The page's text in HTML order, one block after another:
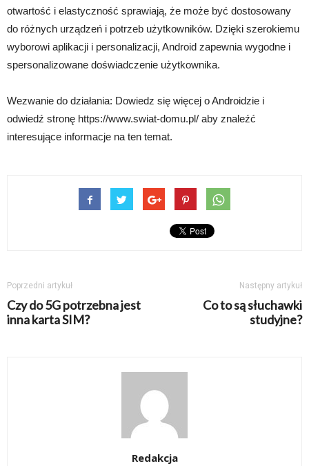
otwartość i elastyczność sprawiają, że może być dostosowany
do różnych urządzeń i potrzeb użytkowników. Dzięki szerokiemu
wyborowi aplikacji i personalizacji, Android zapewnia wygodne i
spersonalizowane doświadczenie użytkownika.
Wezwanie do działania: Dowiedz się więcej o Androidzie i
odwiedź stronę https://www.swiat-domu.pl/ aby znaleźć
interesujące informacje na ten temat.
Poprzedni artykuł
Czy do 5G potrzebna jest
inna karta SIM?
Następny artykuł
Co to są słuchawki
studyjne?
Redakcja